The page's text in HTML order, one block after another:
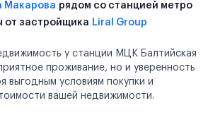
Макарова рядом со станцией метро
от застройщика Liral Group
у станции МЦК Балтийская
проживание, но и уверенность
выгодным условиям покупки и
вашей недвижимости.